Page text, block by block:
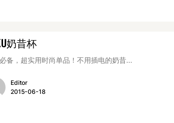
奶昔杯
备，超实用时尚单品！不用插电的奶昔...
Editor
2015-06-18